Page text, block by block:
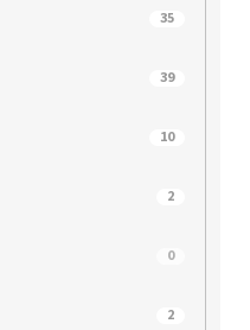
4
35
39
10
2
0
2